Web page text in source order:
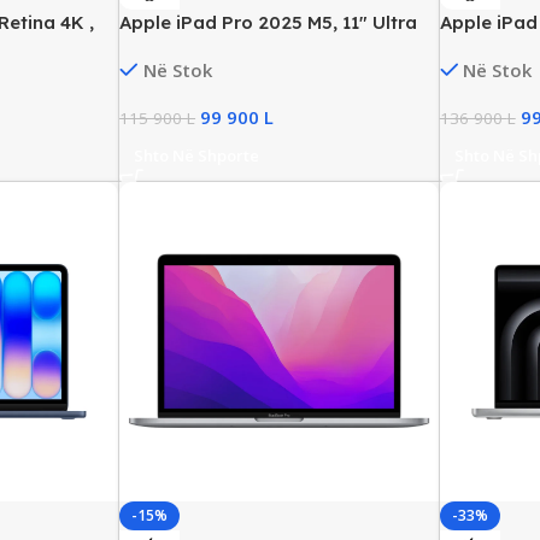
4K ,
Apple iPad Pro 2025 M5, 11″ Ultra
Fi+Cellular, New
Në Stok
115 900L 99 900 L
Apple iPad
Në Stok
136 900L
-15% -33%